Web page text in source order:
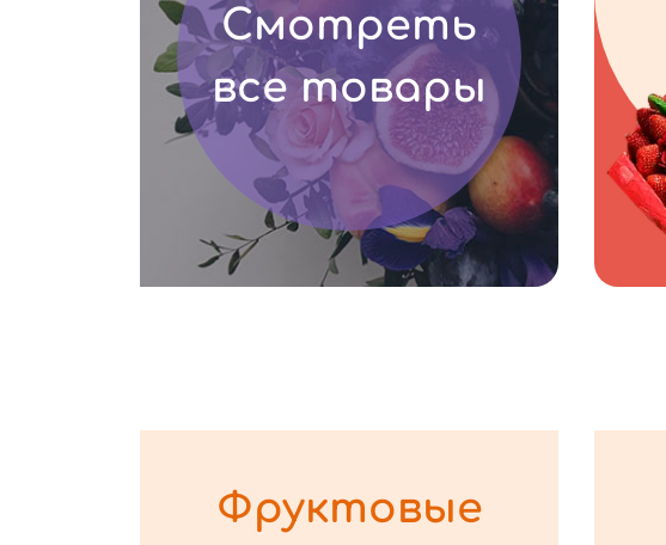
Смотреть
все товары
Фруктовые